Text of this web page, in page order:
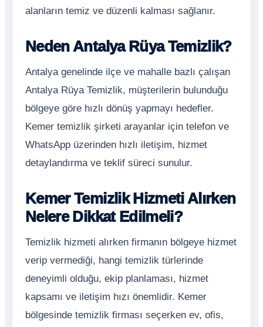
alanların temiz ve düzenli kalması sağlanır.
Neden Antalya Rüya Temizlik?
Antalya genelinde ilçe ve mahalle bazlı çalışan
Antalya Rüya Temizlik, müşterilerin bulunduğu
bölgeye göre hızlı dönüş yapmayı hedefler.
Kemer temizlik şirketi arayanlar için telefon ve
WhatsApp üzerinden hızlı iletişim, hizmet
detaylandırma ve teklif süreci sunulur.
Kemer Temizlik Hizmeti Alırken
Nelere Dikkat Edilmeli?
Temizlik hizmeti alırken firmanın bölgeye hizmet
verip vermediği, hangi temizlik türlerinde
deneyimli olduğu, ekip planlaması, hizmet
kapsamı ve iletişim hızı önemlidir. Kemer
bölgesinde temizlik firması seçerken ev, ofis,